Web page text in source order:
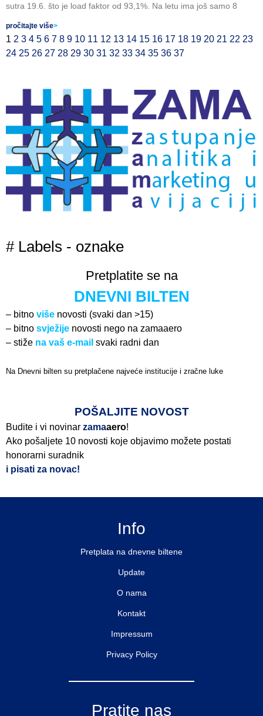
sutra 19.6. što je load faktor od 93,1%. Na letu ima još samo 8
pročitajte više>
1 2 3 4 5 6 7 8 9 10 11 12 13 14 15 16 17 18 19 20 21 22 23
24 25 26 27 28 29 30 31 32 33 34 35 36 37
# Labels - oznake
Pretplatite se na
DNEVNI BILTEN
– bitno više novosti (svaki dan >15)
– bitno svježije novosti nego na zamaaero
– stiže na vaš e-mail svaki radni dan
Na Dnevni bilten su pretplačene najveće institucije i zračne luke
POŠALJITE NOVOST
Budite i vi novinar zamaaero!
Ako pošaljete 10 novosti koje objavimo možete postati
honorarni suradnik
i pisati za novac!
Info
Pretplata na dnevne biltene
Update
O nama
Kontakt
Impressum
Privacy Policy
Pratite nas